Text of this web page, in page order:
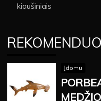
kiaušiniais
Įdomu